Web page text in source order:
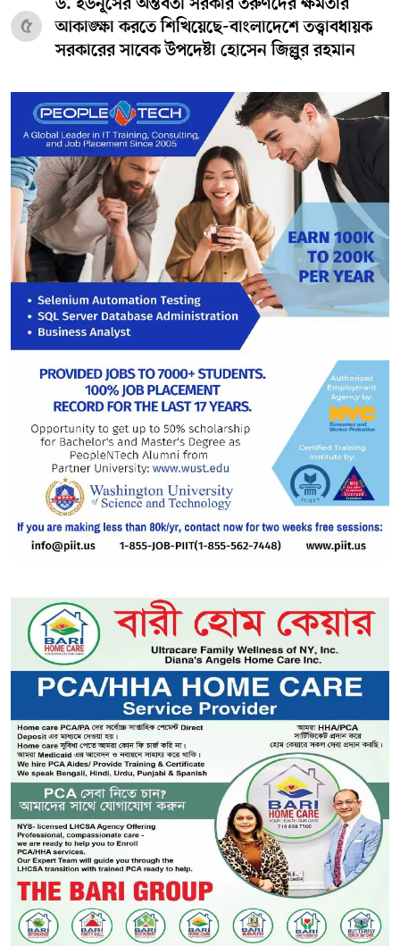
৫
ড. ইউনূসের অন্তর্বর্তী সরকার তরুণদের ক্ষমতার
আকাঙ্ক্ষা করতে শিখিয়েছে-বাংলাদেশে তত্ত্বাবধায়ক
সরকারের সাবেক উপদেষ্টা হোসেন জিল্লুর রহমান